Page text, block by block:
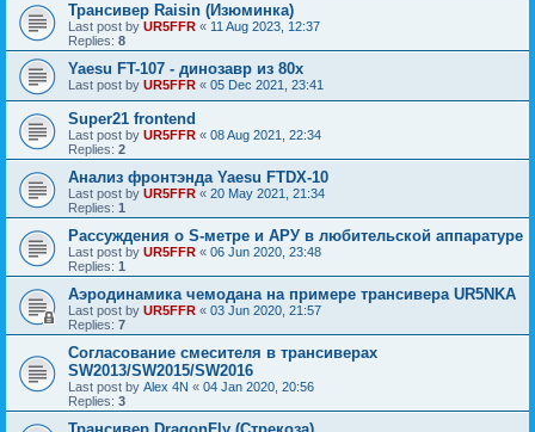
Трансивер Raisin (Изюминка)
Last post by UR5FFR « 11 Aug 2023, 12:37
Replies: 8
Yaesu FT-107 - динозавр из 80х
Last post by UR5FFR « 05 Dec 2021, 23:41
Super21 frontend
Last post by UR5FFR « 08 Aug 2021, 22:34
Replies: 2
Анализ фронтэнда Yaesu FTDX-10
Last post by UR5FFR « 20 May 2021, 21:34
Replies: 1
Рассуждения о S-метре и АРУ в любительской аппаратуре
Last post by UR5FFR « 06 Jun 2020, 23:48
Replies: 1
Аэродинамика чемодана на примере трансивера UR5NKA
Last post by UR5FFR « 03 Jun 2020, 21:57
Replies: 7
Согласование смесителя в трансиверах
SW2013/SW2015/SW2016
Last post by Alex 4N « 04 Jan 2020, 20:56
Replies: 3